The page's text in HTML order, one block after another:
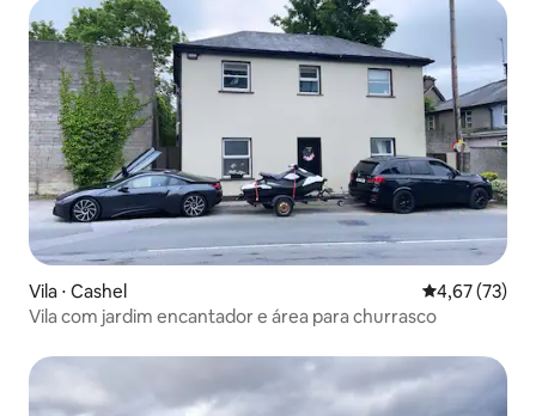
Vila ⋅ Cashel 4,67 de uma
4,67 (73)
Vila com jardim encantador e área para churrasco